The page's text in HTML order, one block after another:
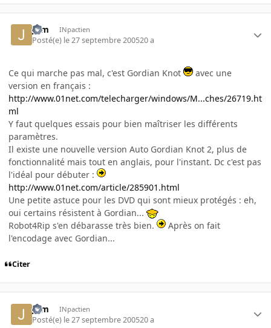
jf-m INpactien
Posté(e) le 27 septembre 200520 a
Ce qui marche pas mal, c'est Gordian Knot
avec une
version en français :
http://www.01net.com/telecharger/windows/M...ches/26719.ht
ml
Y faut quelques essais pour bien maîtriser les différents
paramètres.
Il existe une nouvelle version Auto Gordian Knot 2, plus de
fonctionnalité mais tout en anglais, pour l'instant. Dc c'est pas
l'idéal pour débuter :
http://www.01net.com/article/285901.html
Une petite astuce pour les DVD qui sont mieux protégés : eh,
oui certains résistent à Gordian...
Robot4Rip s'en débarasse très bien.
Après on fait
l'encodage avec Gordian...
Citer
jf-m INpactien
Posté(e) le 27 septembre 200520 a